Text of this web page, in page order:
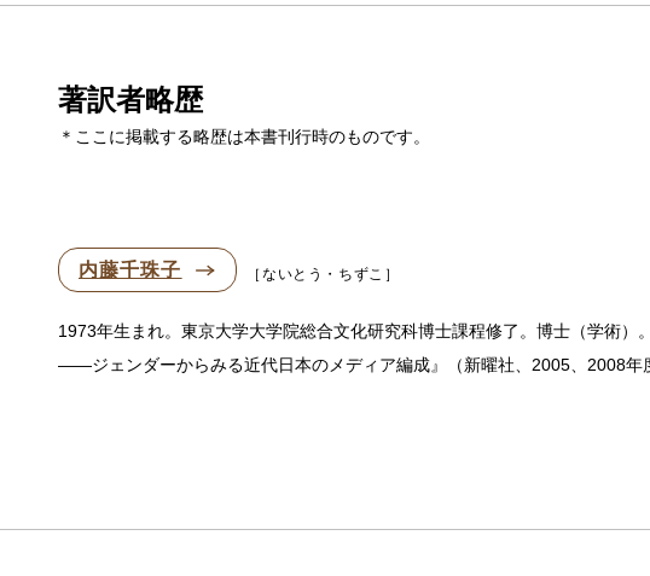
著訳者略歴
＊ここに掲載する略歴は本書刊行時のものです。
内藤千珠子 ないとう・ちずこ
1973年生まれ。東京大学大学院総合文化研究科博士課程修了。博士（学術
——ジェンダーからみる近代日本のメディア編成』（新曜社、2005、2008年